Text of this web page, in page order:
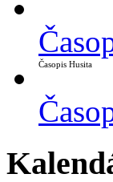
Časopis Husita